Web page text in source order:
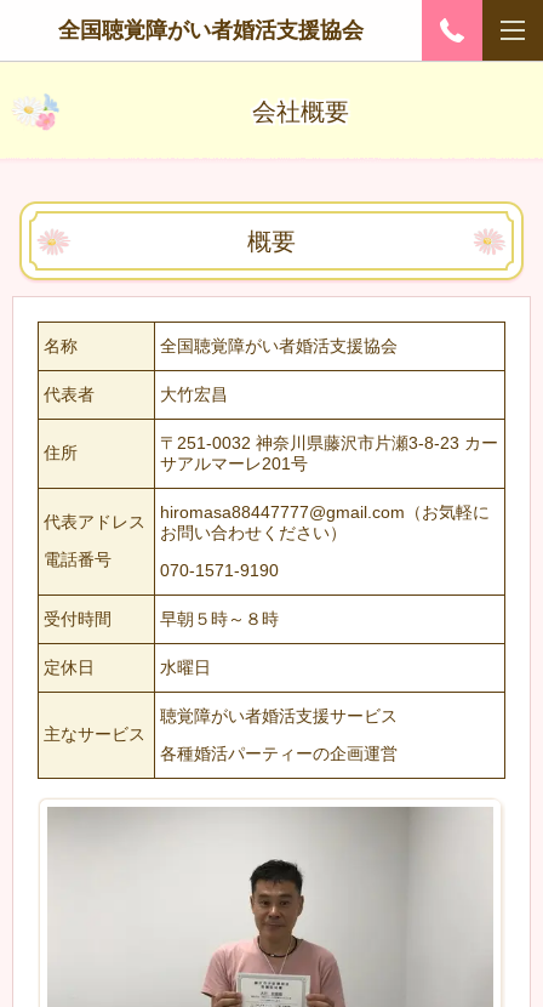
全国聴覚障がい者婚活支援協会
会社概要
概要
名称 全国聴覚障がい者婚活支援協会
代表者 大竹宏昌
住所
〒251-0032 神奈川県藤沢市片瀬3-8-23 カー
サアルマーレ201号
代表アドレス
電話番号
hiromasa88447777@gmail.com（お気軽に
お問い合わせください）
070-1571-9190
受付時間 早朝５時～８時
定休日 水曜日
主なサービス
聴覚障がい者婚活支援サービス
各種婚活パーティーの企画運営